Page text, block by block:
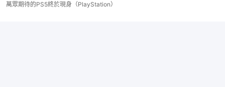
萬眾期待的PS5終於現身（PlayStation）